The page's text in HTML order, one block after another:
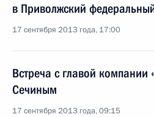
в Приволжский
17 сентября 2013 года, 17:00
Встреча с главой компании
Сечиным
17 сентября 2013 года, 09:15